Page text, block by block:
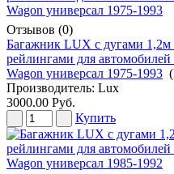
Отзывов (0)
Багажник LUX с дугами 1,2м
рейлингами для
Wagon универсал 1975-1993
Производитель: Lux
3000.00 Руб.
Купить